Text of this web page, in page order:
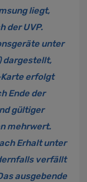
liegt,
der UVP.
unter
dargestellt,
erfolgt
Ende der
gültiger
mehrwert.
Erhalt unter
verfällt
ausgebende